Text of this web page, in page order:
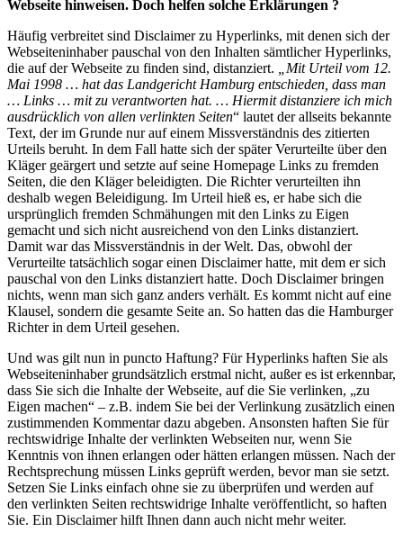
Webseite hinweisen. Doch helfen solche Erklärungen ?
Häufig verbreitet sind Disclaimer zu Hyperlinks, mit denen sich der
Webseiteninhaber pauschal von den Inhalten sämtlicher Hyperlinks,
die auf der Webseite zu finden sind, distanziert.
„Mit Urteil vom 12.
Mai 1998 … hat das Landgericht Hamburg entschieden, dass man
… Links … mit zu verantworten hat. … Hiermit distanziere ich mich
ausdrücklich von allen verlinkten Seiten“ lautet der allseits bekannte
Text, der im Grunde nur auf einem Missverständnis des zitierten
Urteils beruht. In dem Fall hatte sich der später Verurteilte über den
Kläger geärgert und setzte auf seine Homepage Links zu fremden
Seiten, die den Kläger beleidigten. Die Richter verurteilten ihn
deshalb wegen Beleidigung. Im Urteil hieß es, er habe sich die
ursprünglich fremden Schmähungen mit den Links zu Eigen
gemacht und sich nicht ausreichend von den Links distanziert.
Damit war das Missverständnis in der Welt. Das, obwohl der
Verurteilte tatsächlich sogar einen Disclaimer hatte, mit dem er sich
pauschal von den Links distanziert hatte. Doch Disclaimer bringen
nichts, wenn man sich ganz anders verhält. Es kommt nicht auf eine
Klausel, sondern die gesamte Seite an. So hatten das die Hamburger
Richter in dem Urteil gesehen.
Und was gilt nun in puncto Haftung? Für Hyperlinks haften Sie als
Webseiteninhaber grundsätzlich erstmal nicht, außer es ist erkennbar,
dass Sie sich die Inhalte der Webseite, auf die Sie verlinken, „zu
Eigen machen“ – z.B. indem Sie bei der Verlinkung zusätzlich einen
zustimmenden Kommentar dazu abgeben. Ansonsten haften Sie für
rechtswidrige Inhalte der verlinkten Webseiten nur, wenn Sie
Kenntnis von ihnen erlangen oder hätten erlangen müssen. Nach der
Rechtsprechung müssen Links geprüft werden, bevor man sie setzt.
Setzen Sie Links einfach ohne sie zu überprüfen und werden auf
den verlinkten Seiten rechtswidrige Inhalte veröffentlicht, so haften
Sie. Ein Disclaimer hilft Ihnen dann auch nicht mehr weiter.